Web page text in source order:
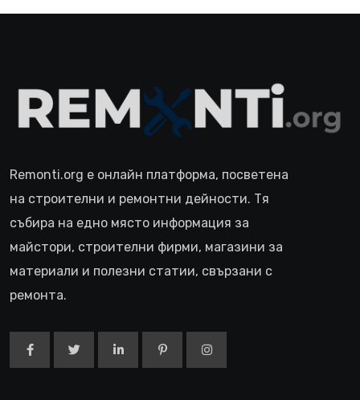
Remonti.org е онлайн платформа, посветена
на строителни и ремонтни дейности. Тя
събира на едно място информация за
майстори, строителни фирми, магазини за
материали и полезни статии, свързани с
ремонта.